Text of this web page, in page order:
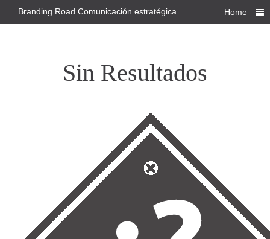
Branding Road Comunicación estratégica Home
Sin Resultados